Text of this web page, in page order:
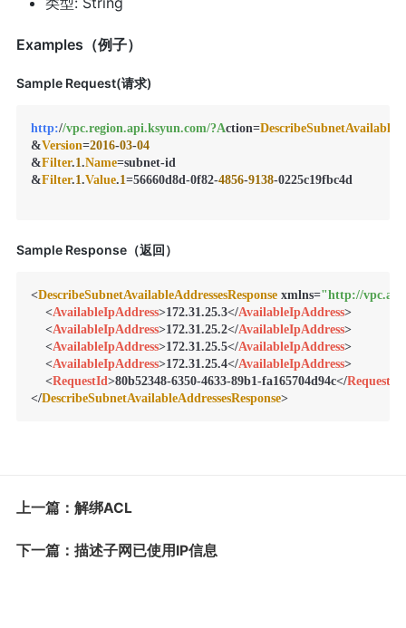
Examples（例子）
Sample Request(请求)
http://vpc.region.api.ksyun.com/?Action=
&Version=2016-03-04
&Filter.1.Name=subnet-id
&Filter.1.Value.1=56660d8d-0f82-4856-9138-0225c19fbc4d
Sample Response（返回）
<DescribeSubnetAvailableAddressesResponse xmlns="http://
<AvailableIpAddress>172.31.25.3</AvailableIpAddress>
<AvailableIpAddress>172.31.25.2</AvailableIpAddress>
<AvailableIpAddress>172.31.25.5</AvailableIpAddress>
<AvailableIpAddress>172.31.25.4</AvailableIpAddress>
<RequestId>80b52348-6350-4633-89b1-fa165704d94c</RequestId
</DescribeSubnetAvailableAddressesResponse >
上一篇：解绑ACL
下一篇：描述子网已使用IP信息